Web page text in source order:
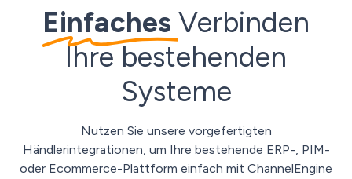
Einfaches Verbinden
Ihre bestehenden
Systeme
Nutzen Sie unsere vorgefertigten
Händlerintegrationen, um Ihre bestehende ERP-, PIM-
oder Ecommerce-Plattform einfach mit ChannelEngine